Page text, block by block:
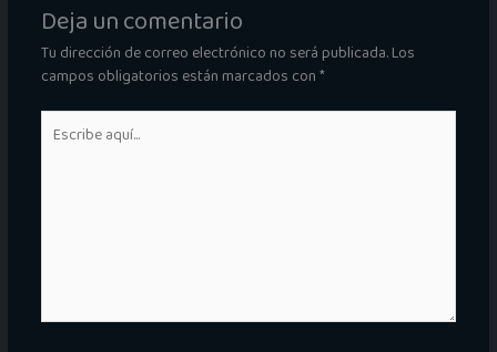
Deja un comentario
Tu dirección de correo electrónico no será publicada.Los
campos obligatorios están marcados con*
aquí...